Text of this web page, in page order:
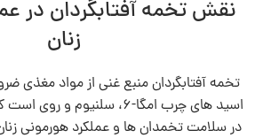
نقش تخمه آفتابگردان در
زنان
اسید های چرب امگا-۶،